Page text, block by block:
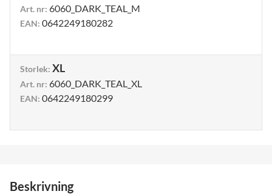
Art. nr: 6060_DARK_TEAL_M
EAN: 0642249180282
Storlek: XL
Art. nr: 6060_DARK_TEAL_XL
EAN: 0642249180299
Beskrivning